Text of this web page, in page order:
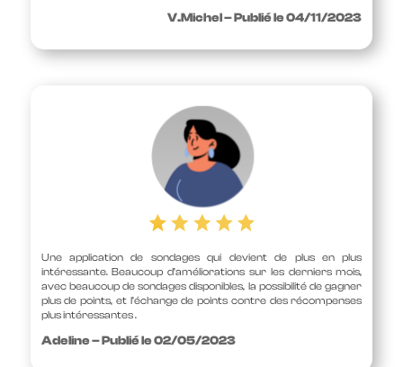
V.Michel – Publié le 04/11/2023
Une application de sondages qui devient de plus en plus
intéressante. Beaucoup d’améliorations sur les derniers mois,
avec beaucoup de sondages disponibles, la possibilité de gagner
plus de points, et l’échange de points contre des récompenses
plus intéressantes .
Adeline – Publié le 02/05/2023